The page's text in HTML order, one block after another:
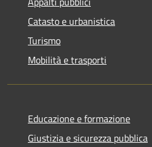
Catasto e urbanistica
Turismo
Mobilità e trasporti
Educazione e formazione
Giustizia e sicurezza pubblica